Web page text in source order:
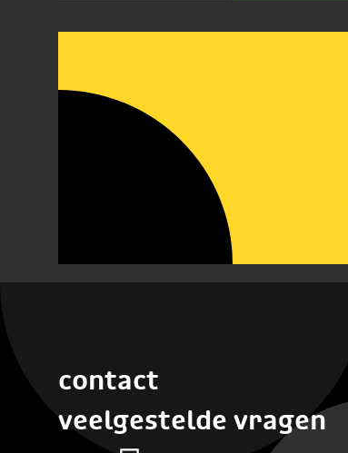
contact
veelgestelde vragen